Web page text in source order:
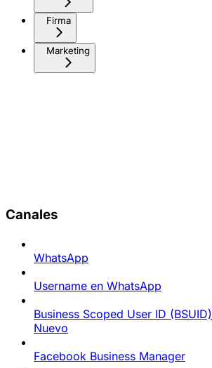
Firma
Marketing
Canales
WhatsApp
Username en WhatsApp
Business Scoped User ID (BSUID)
Nuevo
Facebook Business Manager